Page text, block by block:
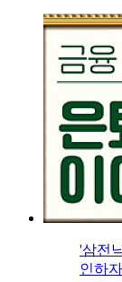
'삼전
인하자